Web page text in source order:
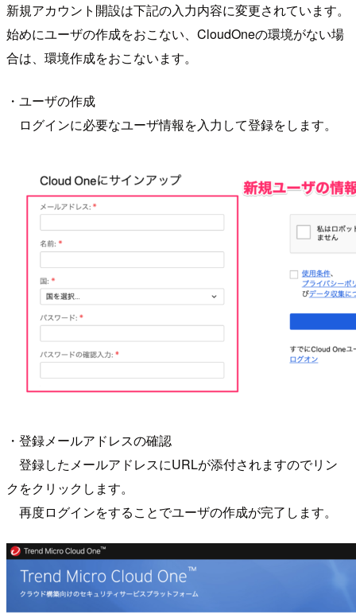
新規アカウント開設は下記の入力内容に変更されています。
始めにユーザの作成をおこない、CloudOneの環境がない場
合は、環境作成をおこないます。
・ユーザの作成
ログインに必要なユーザ情報を入力して登録をします。
・登録メールアドレスの確認
登録したメールアドレスにURLが添付されますのでリン
クをクリックします。
再度ログインをすることでユーザの作成が完了します。